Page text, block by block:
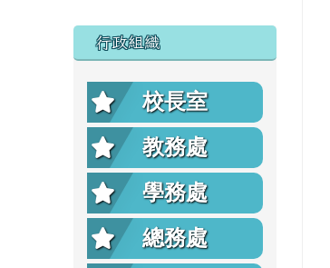
行政組織
校長室
教務處
學務處
總務處